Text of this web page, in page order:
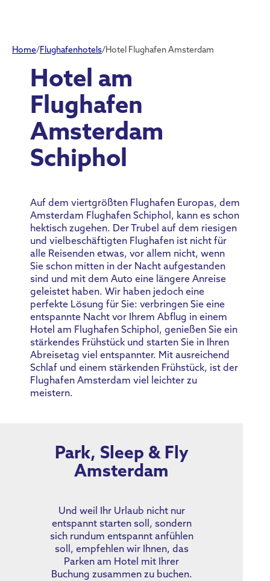
Home/Flughafenhotels/Hotel Flughafen Amsterdam
Hotel am
Flughafen
Amsterdam
Schiphol
Auf dem viertgrößten Flughafen Europas, dem
Amsterdam Flughafen Schiphol, kann es schon
hektisch zugehen. Der Trubel auf dem riesigen
und vielbeschäftigten Flughafen ist nicht für
alle Reisenden etwas, vor allem nicht, wenn
Sie schon mitten in der Nacht aufgestanden
sind und mit dem Auto eine längere Anreise
geleistet haben. Wir haben jedoch eine
perfekte Lösung für Sie: verbringen Sie eine
entspannte Nacht vor Ihrem Abflug in einem
Hotel am Flughafen Schiphol, genießen Sie ein
stärkendes Frühstück und starten Sie in Ihren
Abreisetag viel entspannter. Mit ausreichend
Schlaf und einem stärkenden Frühstück, ist der
Flughafen Amsterdam viel leichter zu
meistern.
Park, Sleep & Fly
Amsterdam
Und weil Ihr Urlaub nicht nur
entspannt starten soll, sondern
sich rundum entspannt anfühlen
soll, empfehlen wir Ihnen, das
Parken am Hotel mit Ihrer
Buchung zusammen zu buchen.